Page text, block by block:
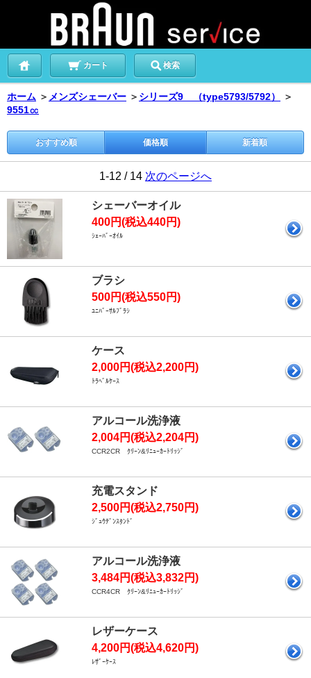
カート 検索
ホーム ＞ メンズシェーバー ＞ シリーズ9 （type5793/5792）
＞
9551㏄
おすすめ順 価格順 新着順
1-12 / 14 次のページへ
シェーバーオイル
400円(税込440円)
ｼｪｰﾊﾞｰｵｲﾙ
ブラシ
500円(税込550円)
ﾕﾆﾊﾞｰｻﾙﾌﾞﾗｼ
ケース
2,000円(税込2,200円)
ﾄﾗﾍﾞﾙｹｰｽ
アルコール洗浄液
2,004円(税込2,204円)
CCR2CR ｸﾘｰﾝ&ﾘﾆｭｰｶｰﾄﾘｯｼﾞ
充電スタンド
2,500円(税込2,750円)
ｼﾞｭｳﾃﾞﾝｽﾀﾝﾄﾞ
アルコール洗浄液
3,484円(税込3,832円)
CCR4CR ｸﾘｰﾝ&ﾘﾆｭｰｶｰﾄﾘｯｼﾞ
レザーケース
4,200円(税込4,620円)
ﾚｻﾞｰｹｰｽ